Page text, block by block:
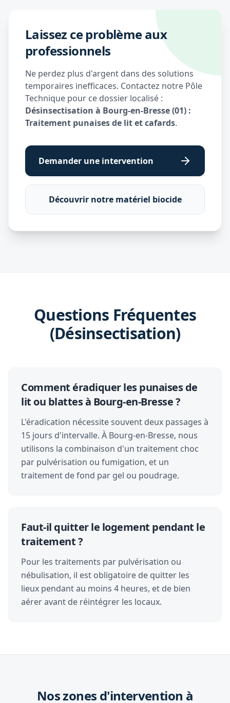
Laissez ce problème aux
professionnels
Ne perdez plus d'argent dans des solutions
temporaires inefficaces. Contactez notre Pôle
Technique pour ce dossier localisé :
Désinsectisation à Bourg-en-Bresse (01) :
Traitement punaises de lit et cafards.
Demander une intervention
Découvrir notre matériel biocide
Questions Fréquentes
(Désinsectisation)
Comment éradiquer les punaises de
lit ou blattes à Bourg-en-Bresse ?
L'éradication nécessite souvent deux passages à
15 jours d'intervalle. À Bourg-en-Bresse, nous
utilisons la combinaison d'un traitement choc
par pulvérisation ou fumigation, et un
traitement de fond par gel ou poudrage.
Faut-il quitter le logement pendant le
traitement ?
Pour les traitements par pulvérisation ou
nébulisation, il est obligatoire de quitter les
lieux pendant au moins 4 heures, et de bien
aérer avant de réintégrer les locaux.
Nos zones d'intervention à